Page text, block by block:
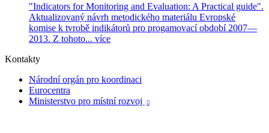
"Indicators for Monitoring and Evaluation: A Practical guide".
Aktualizovaný návrh metodického materiálu Evropské
komise k tvrobě indikátorů pro progamovací období 2007—
2013. Z tohoto... více
Kontakty
Národní orgán pro koordinaci
Eurocentra
Ministerstvo pro místní rozvoj
